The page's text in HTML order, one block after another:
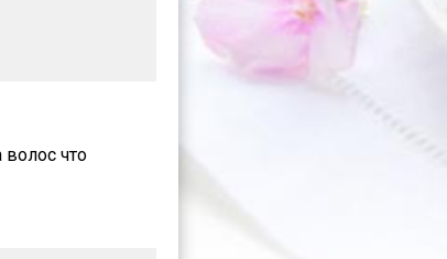
волос что